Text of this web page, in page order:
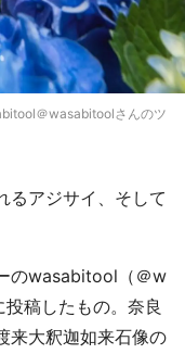
＠wasabitoolさんのツ
るアジサイ、そして
のwasabitool（＠w
稿したもの。奈良
来大釈迦如来石像の